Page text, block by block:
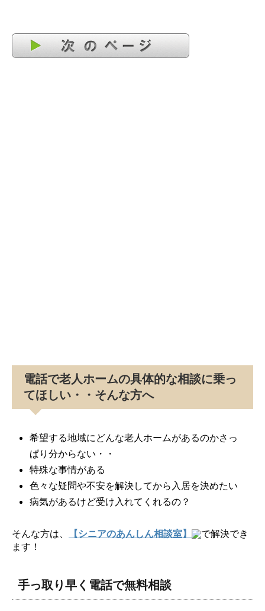
電話で老人ホームの具体的な相談に乗っ
てほしい・・そんな方へ
希望する地域にどんな老人ホームがあるのかさっ
ぱり分からない・・
特殊な事情がある
色々な疑問や不安を解決してから入居を決めたい
病気があるけど受け入れてくれるの？
そんな方は、 【シニアのあんしん相談室】
で解決でき
ます！
手っ取り早く電話で無料相談